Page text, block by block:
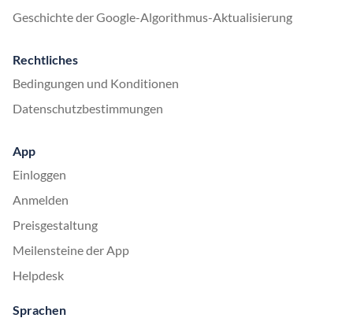
Geschichte der Google-Algorithmus-Aktualisierung
Rechtliches
Bedingungen und Konditionen
Datenschutzbestimmungen
App
Einloggen
Anmelden
Preisgestaltung
Meilensteine der App
Helpdesk
Sprachen